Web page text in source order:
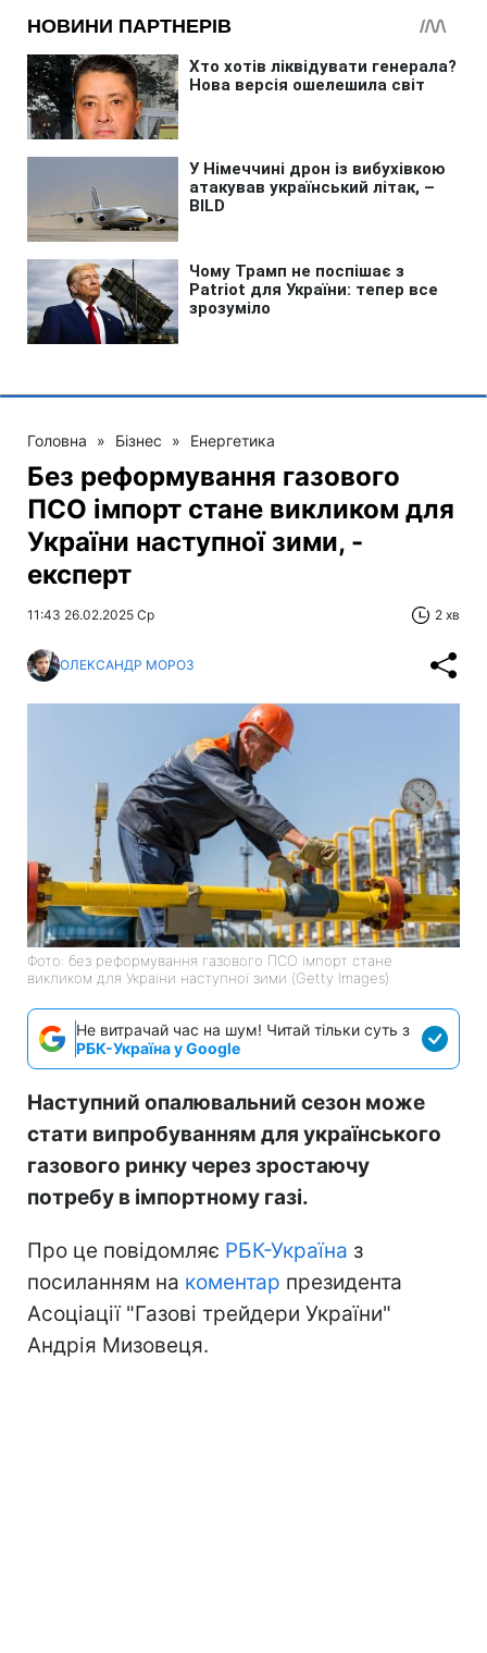
Головна » Бізнес » Енергетика
Без реформування газового
ПСО імпорт стане викликом для
України наступної зими, -
експерт
11:43 26.02.2025 Ср 2 хв
ОЛЕКСАНДР МОРОЗ
Фото: без реформування газового ПСО імпорт стане
викликом для України наступної зими (Getty Images)
Не витрачай час на шум! Читай тільки суть з
РБК-Україна у Google
Наступний опалювальний сезон може
стати випробуванням для українського
газового ринку через зростаючу
потребу в імпортному газі.
Про це повідомляє РБК-Україна з
посиланням на коментар президента
Асоціації "Газові трейдери України"
Андрія Мизовеця.